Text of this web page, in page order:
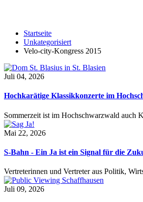
Startseite
Unkategorisiert
Velo-city-Kongress 2015
Juli 04, 2026
Hochkarätige Klassikkonzerte im
Sommerzeit ist im Hochschwarzwald auch
Mai 22, 2026
S-Bahn - Ein Ja ist ein Signal für die
Vertreterinnen und Vertreter aus Politik,
Juli 09, 2026